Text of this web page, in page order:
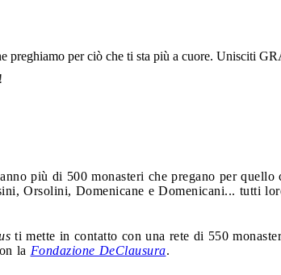
preghiamo per ciò che ti sta più a cuore. Unisciti
più di 500 monasteri che pregano per
Orsolini, Domenicane e Domenicani... tutti
ti mette in contatto con una rete di 550
la Fondazione DeClausura.